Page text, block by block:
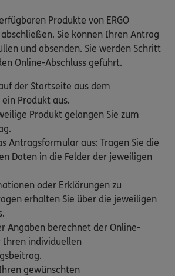
Produkte von ERGO
Sie können Ihren Antrag
und absenden. Sie werden Schritt
Online-Abschluss geführt.
der Startseite aus dem
Produkt aus.
Produkt gelangen Sie zum
Antragsformular aus: Tragen Sie die
Daten in die Felder der jeweiligen
oder Erklärungen zu
erhalten Sie über die jeweiligen
Angaben berechnet der Online-
Ihren individuellen
gewünschten